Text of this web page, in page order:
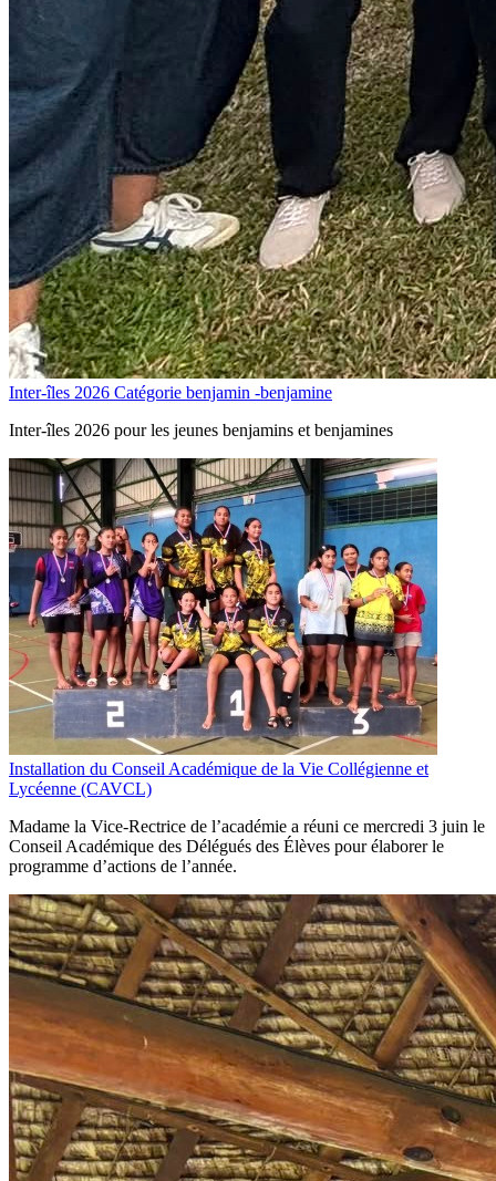
Inter-îles 2026 Catégorie benjamin -benjamine
Inter-îles 2026 pour les jeunes benjamins et benjamines
Installation du Conseil Académique de la Vie Collégienne et
Lycéenne (CAVCL)
Madame la Vice-Rectrice de l’académie a réuni ce mercredi 3 juin le
Conseil Académique des Délégués des Élèves pour élaborer le
programme d’actions de l’année.